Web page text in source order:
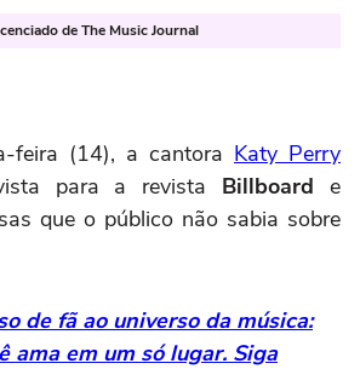
de The Music Journal
feira (14), a cantora Katy Perry
para a revista Billboard e
que o público não sabia sobre
de fã ao universo da música:
ama em um só lugar. Siga